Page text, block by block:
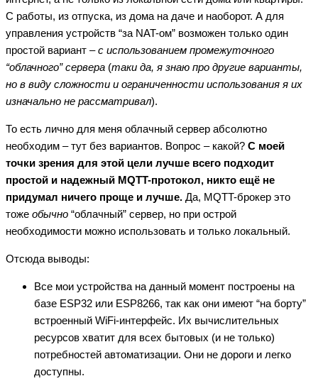
С работы, из отпуска, из дома на даче и наоборот. А для
управления устройств “за NAT-ом” возможен только один
простой вариант –с использованием промежуточного
“облачного” сервера (таки да, я знаю про другие варианты,
но в виду сложности и ограниченности использования я их
изначально не рассматривал).
То есть лично для меня облачный сервер абсолютно
необходим – тут без вариантов. Вопрос – какой? С моей
точки зрения для этой цели лучше всего подходит
простой и надежный MQTT-протокол, никто ещё не
придумал ничего проще и лучше. Да, MQTT-брокер это
тоже обычно “облачный” сервер, но при острой
необходимости можно использовать и только локальный.
Отсюда выводы:
Все мои устройства на данный момент построены на
базе ESP32 или ESP8266, так как они имеют “на борту”
встроенный WiFi-интерфейс. Их вычислительных
ресурсов хватит для всех бытовых (и не только)
потребностей автоматизации. Они не дороги и легко
доступны.